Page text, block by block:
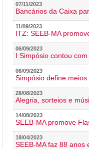
07/11/2023
Bancários da Caixa
11/09/2023
ITZ: SEEB-MA
06/09/2023
I Simpósio contou
06/09/2023
Simpósio define
28/08/2023
Alegria, sorteios e
14/08/2023
SEEB-MA promove
18/04/2023
SEEB-MA faz 88 anos